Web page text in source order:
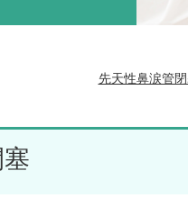
先天性鼻涙管